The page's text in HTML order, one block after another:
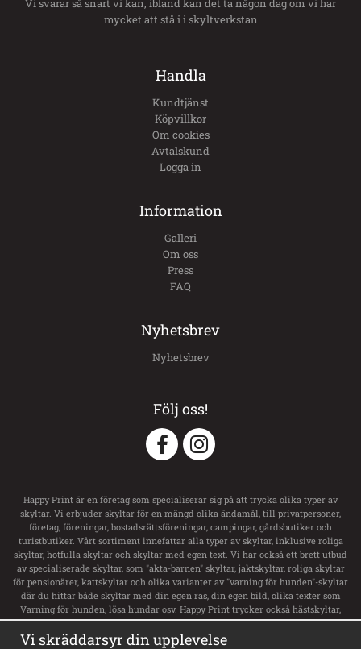
Vi svarar så snart vi kan, ibland kan det ta någon dag om vi har
mycket att stå i i skyltverkstan
Handla
Kundtjänst
Köpvillkor
Om cookies
Avtalskund
Logga in
Information
Galleri
Om oss
Press
FAQ
Nyhetsbrev
Nyhetsbrev
Följ oss!
Happy Print är en företag som specialiserar sig på att trycka olika typer av
skyltar. Vi erbjuder skyltar för en mängd olika ändamål, till privatpersoner,
företag, föreningar, bostadsrättsföreningar, campingar, gårdsbutiker och
turistbutiker. Vårt sortiment innefattar alla typer av skyltar, inklusive roliga
skyltar, hotfulla skyltar och skyltar med egen text. Vi har också ett brett utbud
av specialiserade skyltar, som "akta-barnen" skyltar, jaktskyltar, roliga skyltar
för pensionärer, kattskyltar och olika varianter av "varning för hunden"-skyltar
där du hittar både skyltar med din egen ras, din egen bild, olika texter som
Varning för hunden, lösa hundar osv. Happy Print trycker också hästskyltar,
transportdekaler och boxsskyltar samt dekaler till ditt hästsläp med namn och
svensk flagga. Vi har ett stort utbud av skyltar för privata tomt, privat område,
Vi skräddarsyr din upplevelse